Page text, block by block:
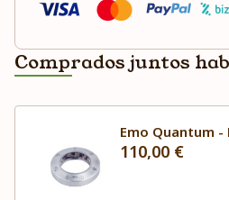
Comprados juntos
Emo Quantum -
110,00 €